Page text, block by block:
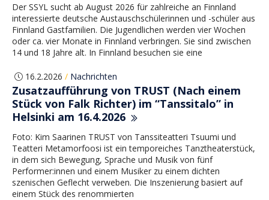
Der SSYL sucht ab August 2026 für zahlreiche an Finnland
interessierte deutsche Austauschschülerinnen und -schüler aus
Finnland Gastfamilien. Die Jugendlichen werden vier Wochen
oder ca. vier Monate in Finnland verbringen. Sie sind zwischen
14 und 18 Jahre alt. In Finnland besuchen sie eine
16.2.2026/ Nachrichten
Zusatzaufführung von TRUST (Nach einem
Stück von Falk Richter) im “Tanssitalo” in
Helsinki am 16.4.2026
Foto: Kim Saarinen TRUST von Tanssiteatteri Tsuumi und
Teatteri Metamorfoosi ist ein temporeiches Tanztheaterstück,
in dem sich Bewegung, Sprache und Musik von fünf
Performer:innen und einem Musiker zu einem dichten
szenischen Geflecht verweben. Die Inszenierung basiert auf
einem Stück des renommierten